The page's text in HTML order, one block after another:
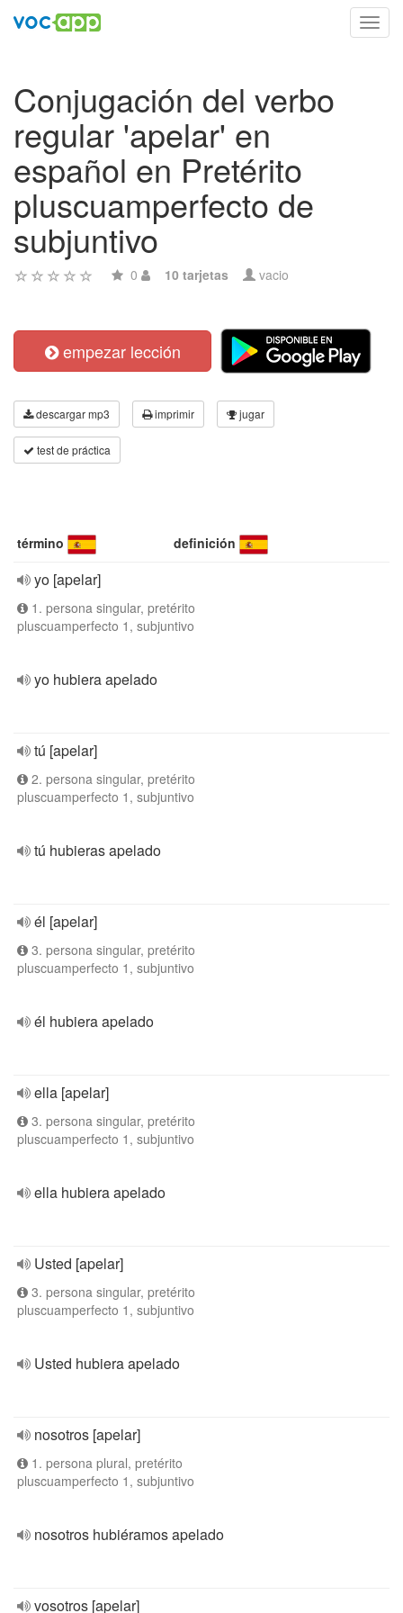
Conjugación del verbo
regular 'apelar' en
español en Pretérito
pluscuamperfecto de
subjuntivo
0 10 tarjetas vacio
empezar lección
descargar mp3 imprimir jugar
test de práctica
término definición
yo [apelar]
1. persona singular, pretérito
pluscuamperfecto 1, subjuntivo
yo hubiera apelado
tú [apelar]
2. persona singular, pretérito
pluscuamperfecto 1, subjuntivo
tú hubieras apelado
él [apelar]
3. persona singular, pretérito
pluscuamperfecto 1, subjuntivo
él hubiera apelado
ella [apelar]
3. persona singular, pretérito
pluscuamperfecto 1, subjuntivo
ella hubiera apelado
Usted [apelar]
3. persona singular, pretérito
pluscuamperfecto 1, subjuntivo
Usted hubiera apelado
nosotros [apelar]
1. persona plural, pretérito
pluscuamperfecto 1, subjuntivo
nosotros hubiéramos apelado
vosotros [apelar]